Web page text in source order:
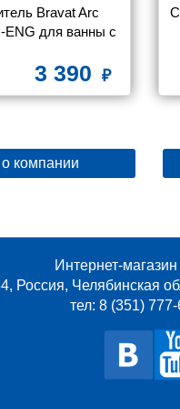
Bravat Arc
ENG для ванны с
3 390
о компании
Интернет-
Россия, Челябинская
тел: 8 (351)